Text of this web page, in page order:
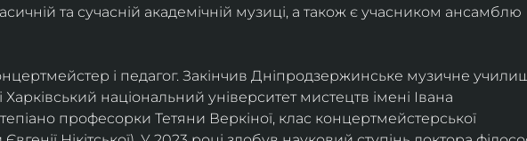
та сучасній академічній музиці, а також є учасником ансамблю
і педагог. Закінчив Дніпродзержинське музичне
Харківський національний університет мистецтв імені Івана
професорки Тетяни Веркіної, клас концертмейстерської